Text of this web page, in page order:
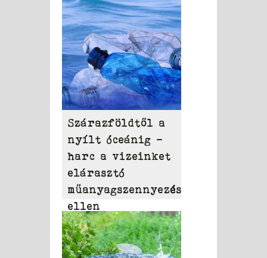
szerek
Szárazföldtől a
nyílt óceánig –
harc a vizeinket
elárasztó
műanyagszennyezés
ellen